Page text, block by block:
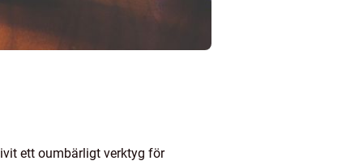
ett oumbärligt verktyg för